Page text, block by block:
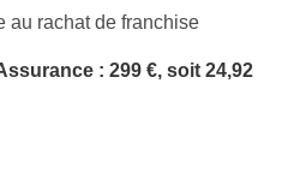
au rachat de franchise
: 299 €, soit 24,92